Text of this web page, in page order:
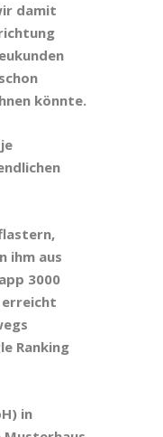
damit
könnte.
ihm aus
3000
erreicht
Ranking
in